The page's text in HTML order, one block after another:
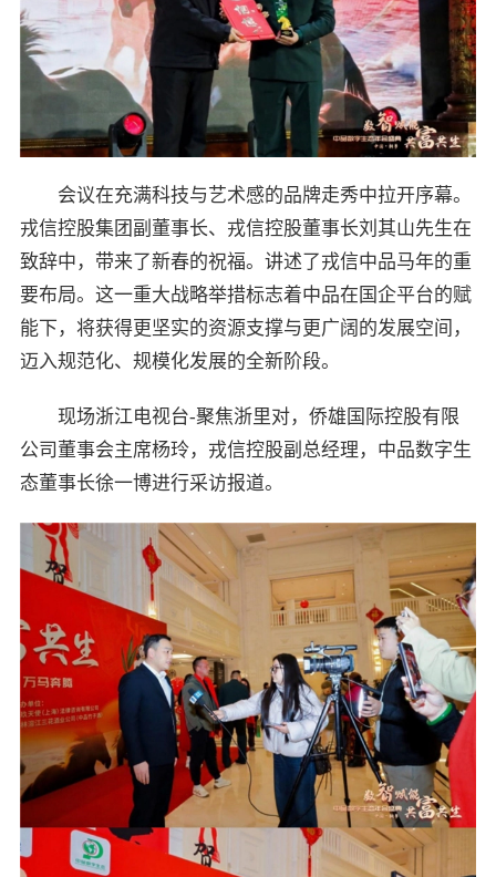
会议在充满科技与艺术感的品牌走秀中拉开序幕。
戎信控股集团副董事长、戎信控股董事长刘其山先生在
致辞中，带来了新春的祝福。讲述了戎信中品马年的重
要布局。这一重大战略举措标志着中品在国企平台的赋
能下，将获得更坚实的资源支撑与更广阔的发展空间，
迈入规范化、规模化发展的全新阶段。
现场浙江电视台-聚焦浙里对，侨雄国际控股有限
公司董事会主席杨玲，戎信控股副总经理，中品数字生
态董事长徐一博进行采访报道。